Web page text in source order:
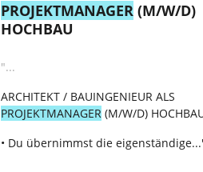
PROJEKTMANAGER (M/W/D)
HOCHBAU
"...
PROJEKTMANAGER (M/W/D)
• Du übernimmst die